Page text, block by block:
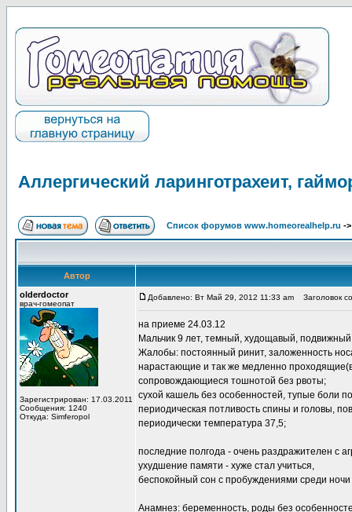
Аллергический ларинготрахеит,
Список форумов www.homeorealhelp.ru -
Автор
olderdoctor
врач-гомеопат
Зарегистрирован: 17.03.2011
Сообщения: 1240
Откуда: Simferopol
Добавлено: Вт Май 29, 2012 11:33 am Заголовок
на приеме 24.03.12
Мальчик 9 лет, темный, худощавый,
Жалобы: постоянный ринит, заложенность
нарастающие и так же медленно
сопровождающиеся тошнотой без рвоты;
сухой кашель без особенностей, тупые боли
периодическая потливость спины и головы,
периодически температура 37,5;
последние полгода - очень раздражителен с
ухудшение памяти - хуже стал учиться,
беспокойный сон с пробуждениями среди
Анамнез: беременность, роды без